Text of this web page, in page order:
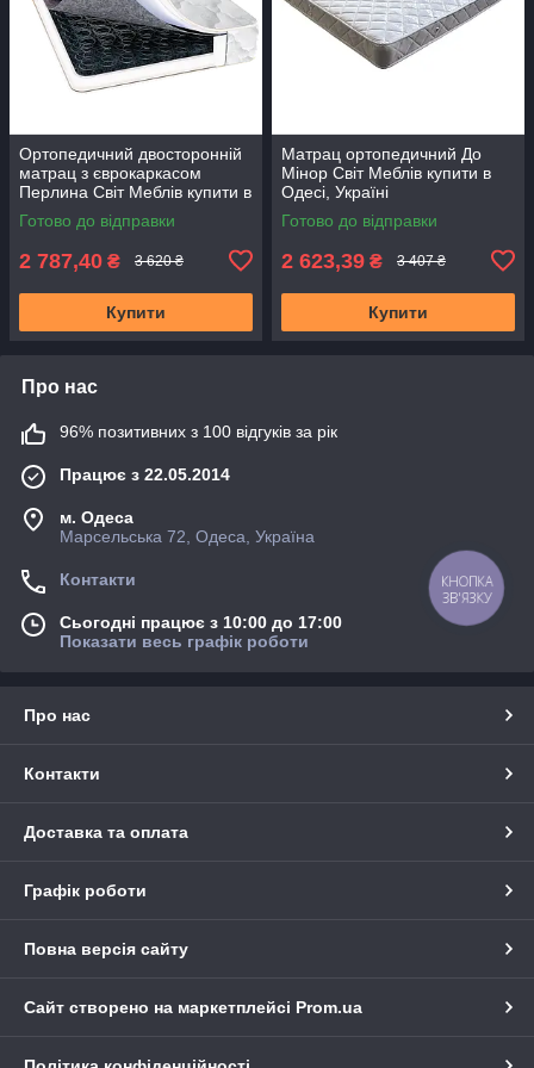
Ортопедичний двосторонній
матрац з єврокаркасом
Перлина Світ Меблів купити в
Одесі, Україні
Готово до відправки
2 787,40 ₴ 3 620 ₴
Купити
Матрац ортопедичний До
Мінор Світ Меблів купити в
Одесі, Україні
Готово до відправки
2 623,39 ₴ 3 407 ₴
Купити
Про нас
96% позитивних з 100 відгуків за рік
Працює з 22.05.2014
м. Одеса
Марсельська 72, Одеса, Україна
Контакти
Сьогодні працює з 10:00 до 17:00
Показати весь графік роботи
Про нас
Контакти
Доставка та оплата
Графік роботи
Повна версія сайту
Сайт створено на маркетплейсі Prom.ua
КНОПКА
ЗВ'ЯЗКУ